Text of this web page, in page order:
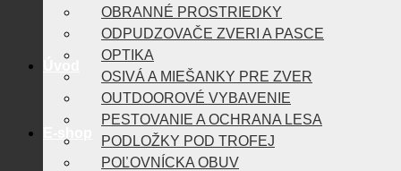
OBRANNÉ PROSTRIEDKY
ODPUDZOVAČE ZVERI A PASCE
OPTIKA
OSIVÁ A MIEŠANKY PRE ZVER
OUTDOOROVÉ VYBAVENIE
PESTOVANIE A OCHRANA LESA
PODLOŽKY POD TROFEJ
POĽOVNÍCKA OBUV